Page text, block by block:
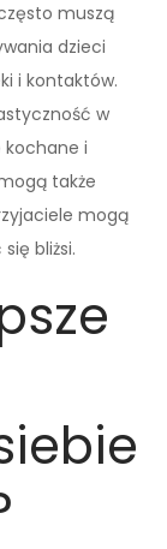
muszą
dzieci
i kontaktów.
w
kochane i
także
mogą
bliżsi.